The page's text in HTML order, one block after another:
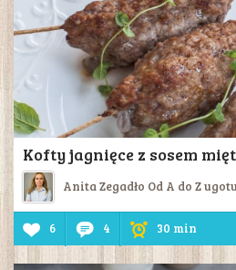
Kofty jagnięce z sosem
Anita Zegadło Od A do Z
6 4 30 min